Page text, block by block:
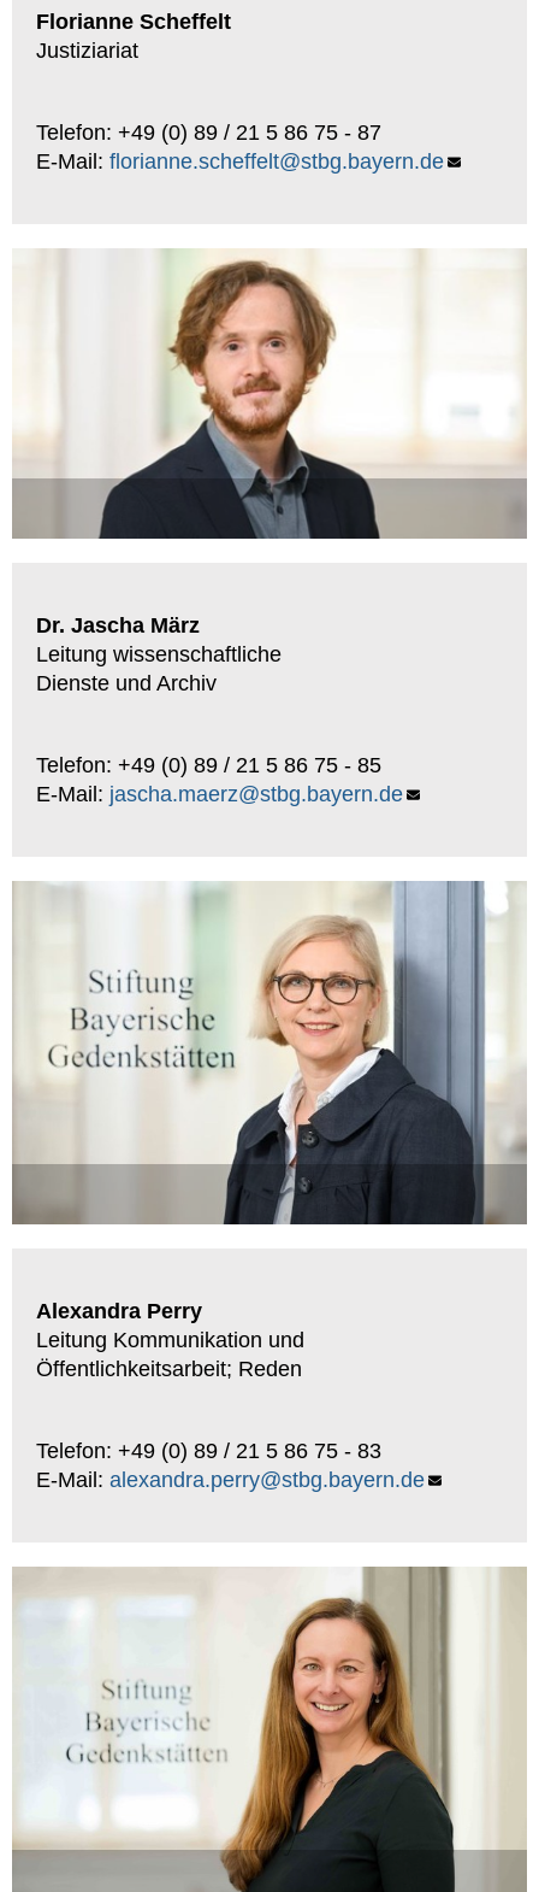
Florianne Scheffelt
Justiziariat
Telefon: +49 (0) 89 / 21 5 86 75 - 87
E-Mail: florianne.scheffelt@stbg.bayern.de
Dr. Jascha März
Leitung wissenschaftliche
Dienste und Archiv
Telefon: +49 (0) 89 / 21 5 86 75 - 85
E-Mail: jascha.maerz@stbg.bayern.de
Alexandra Perry
Leitung Kommunikation und
Öffentlichkeitsarbeit; Reden
Telefon: +49 (0) 89 / 21 5 86 75 - 83
E-Mail: alexandra.perry@stbg.bayern.de